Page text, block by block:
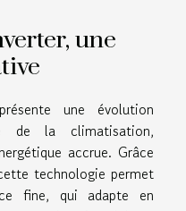
une
une évolution
de la climatisation,
accrue. Grâce
technologie permet
fine, qui adapte en